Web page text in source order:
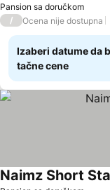
Pansion sa doručkom
/ Ocena nije dostupna
Izaberi datume da
tačne cene
Naimz Short